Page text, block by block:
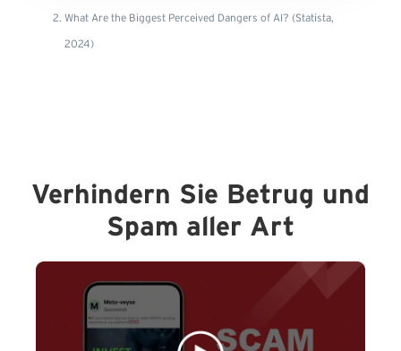
What Are the Biggest Perceived Dangers of AI? (Statista,
2024)
Verhindern Sie Betrug und
Spam aller Art